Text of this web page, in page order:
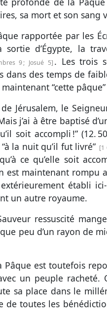
sa mort et son sang
rapportée par les
d’Égypte, la
9; Josué 5 . Les trois
des temps de
“cette
Jérusalem, le
j’ai à être baptisé
soit accompli !” (12.
la nuit qu’il fut livré”
1
ce qu’elle soit
est maintenant rompu
extérieurement établi
un autre royaume.
ressuscité
peu d’un rayon de
Pâque est toutefois
un peuple racheté.
sa place dans le
de toutes les